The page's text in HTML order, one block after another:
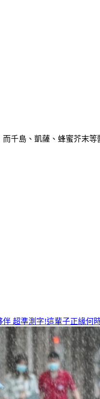
千島、凱薩、蜂蜜芥末
伴 超準測字!這輩子正緣何